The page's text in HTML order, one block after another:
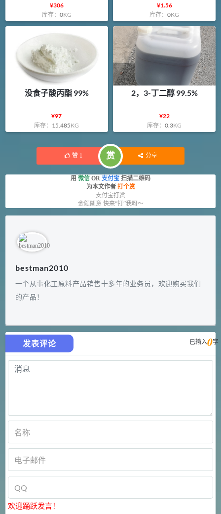
¥306
库存： 0KG
¥1.56
库存：0KG
没食子酸丙酯 99%
¥97
库存： 15.485KG
2，3-丁二醇 99.5%
¥22
库存：0.3KG
赞 1 赏 分享
用 微信 OR 支付宝 扫描二维码
为本文作者 打个赏
支付宝打赏
金额随意 快来“打”我呀～
bestman2010
一个从事化工原料产品销售十多年的业务员，欢迎购买我们
的产品！
发表评论 已输入0字
欢迎踊跃发言！